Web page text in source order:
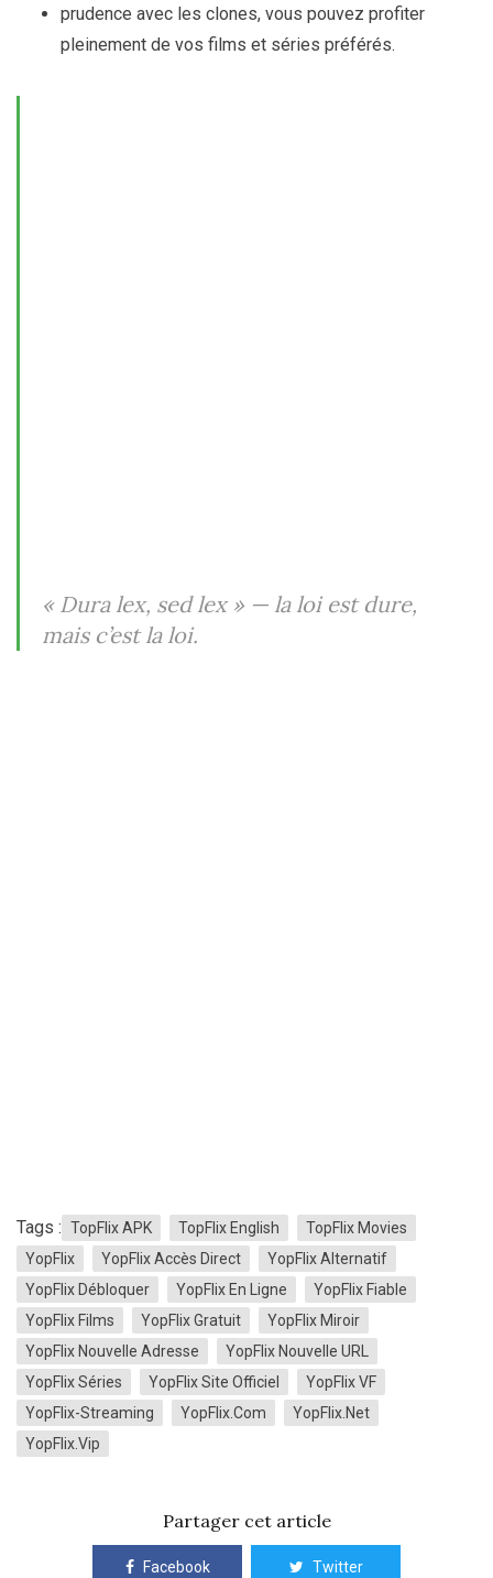
prudence avec les clones, vous pouvez profiter
pleinement de vos films et séries préférés.
« Dura lex, sed lex » — la loi est dure,
mais c’est la loi.
Tags : TopFlix APK TopFlix English
TopFlix Movies
YopFlix
YopFlix Accès Direct
YopFlix Alternatif
YopFlix Débloquer
YopFlix En Ligne
YopFlix Fiable
YopFlix Films
YopFlix Gratuit
YopFlix Miroir
YopFlix Nouvelle Adresse
YopFlix Nouvelle URL
YopFlix Séries
YopFlix Site Officiel
YopFlix VF
YopFlix-Streaming
YopFlix.com
YopFlix.net
YopFlix.vip
Partager cet article
Facebook Twitter